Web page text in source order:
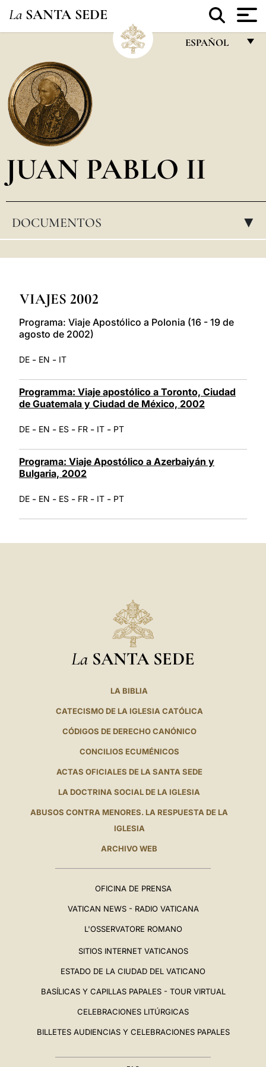
La SANTA SEDE
ESPAÑOL
ESPAÑOL
DEUTSCH
POLSKI
JUAN PABLO II
DOCUMENTOS ▸
VIAJES 2002
Programa: Viaje Apostólico a Polonia (16 - 19 de
agosto de 2002)
DE - EN - IT
Programma: Viaje apostólico a Toronto, Ciudad
de Guatemala y Ciudad de México, 2002
DE - EN - ES - FR - IT - PT
Programa: Viaje Apostólico a Azerbaiyán y
Bulgaria, 2002
DE - EN - ES - FR - IT - PT
La SANTA SEDE
LA BIBLIA
CATECISMO DE LA IGLESIA CATÓLICA
CÓDIGOS DE DERECHO CANÓNICO
CONCILIOS ECUMÉNICOS
ACTAS OFICIALES DE LA SANTA SEDE
LA DOCTRINA SOCIAL DE LA IGLESIA
ABUSOS CONTRA MENORES. LA RESPUESTA DE LA
IGLESIA
ARCHIVO WEB
OFICINA DE PRENSA
VATICAN NEWS - RADIO VATICANA
L'OSSERVATORE ROMANO
SITIOS INTERNET VATICANOS
ESTADO DE LA CIUDAD DEL VATICANO
BASÍLICAS Y CAPILLAS PAPALES - TOUR VIRTUAL
CELEBRACIONES LITÚRGICAS
BILLETES AUDIENCIAS Y CELEBRACIONES PAPALES